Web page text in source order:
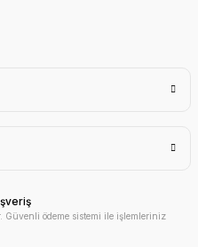
ödeme sistemi ile işlemleriniz